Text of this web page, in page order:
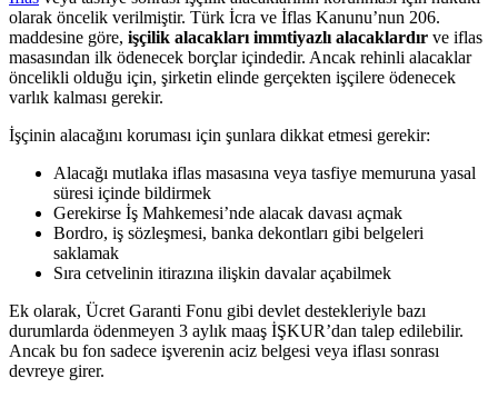
olarak öncelik verilmiştir. Türk İcra ve İflas Kanunu’nun 206.
maddesine göre, işçilik alacakları immtiyazlı alacaklardır ve iflas
masasından ilk ödenecek borçlar içindedir. Ancak rehinli alacaklar
öncelikli olduğu için, şirketin elinde gerçekten işçilere ödenecek
varlık kalması gerekir.
İşçinin alacağını koruması için şunlara dikkat etmesi gerekir:
Alacağı mutlaka iflas masasına veya tasfiye memuruna yasal
süresi içinde bildirmek
Gerekirse İş Mahkemesi’nde alacak davası açmak
Bordro, iş sözleşmesi, banka dekontları gibi belgeleri
saklamak
Sıra cetvelinin itirazına ilişkin davalar açabilmek
Ek olarak, Ücret Garanti Fonu gibi devlet destekleriyle bazı
durumlarda ödenmeyen 3 aylık maaş İŞKUR’dan talep edilebilir.
Ancak bu fon sadece işverenin aciz belgesi veya iflası sonrası
devreye girer.